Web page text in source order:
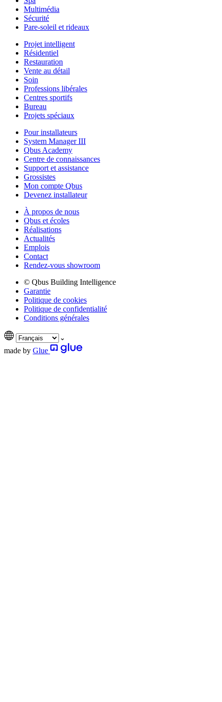
Multimédia
Sécurité
Pare-soleil et rideaux
Projet intelligent
Résidentiel
Restauration
Vente au détail
Soin
Professions libérales
Centres sportifs
Bureau
Projets spéciaux
Pour installateurs
System Manager III
Qbus Academy
Centre de connaissances
Support et assistance
Grossistes
Mon compte Qbus
Devenez installateur
À propos de nous
Qbus et écoles
Réalisations
Actualités
Emplois
Contact
Rendez-vous showroom
© Qbus Building Intelligence
Garantie
Politique de cookies
Politique de confidentialité
Conditions générales
made by Glue